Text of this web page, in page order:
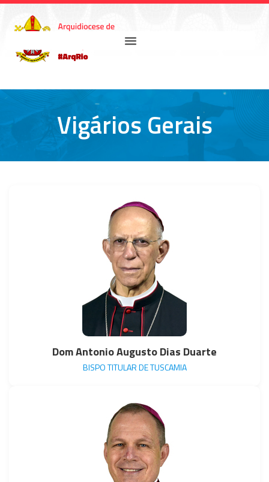
Vigários Gerais
Dom Antonio Augusto Dias Duarte
BISPO TITULAR DE TUSCAMIA